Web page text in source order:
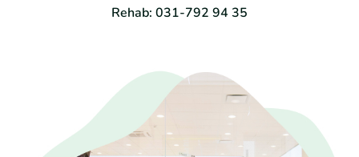
Rehab: 031-792 94 35